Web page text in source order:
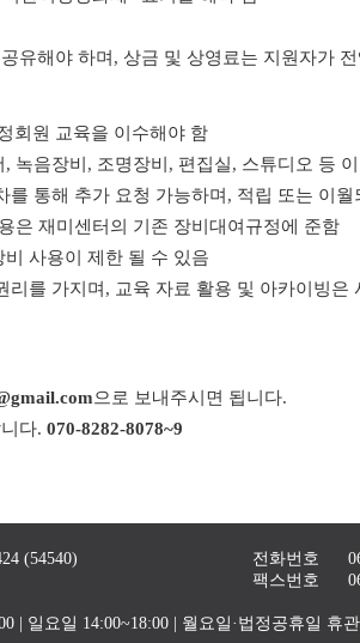
유해야 하며, 상금 및 상영료는 지원자가
회원 교육을 이수해야 함
녹음장비, 조명장비, 편집실, 스튜디오 등
를 통해 추가 요청 가능하며, 적립 또는 이월
은 재미센터의 기존 장비대여규정에 준함
사용이 제한 될 수 있음
를 가지며, 교육 자료 활용 및 아카이빙은
으로 보내주시면 됩니다.
다. 070-8282-8078~9
(54540) 전화번호
팩스번호
| 일요일 14:00~18:00 | 월요일·법정공휴일 휴관